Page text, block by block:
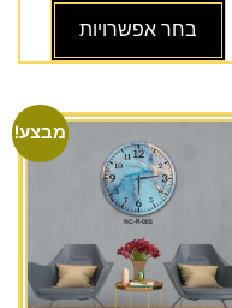
בחר אפשרויות
מבצע!